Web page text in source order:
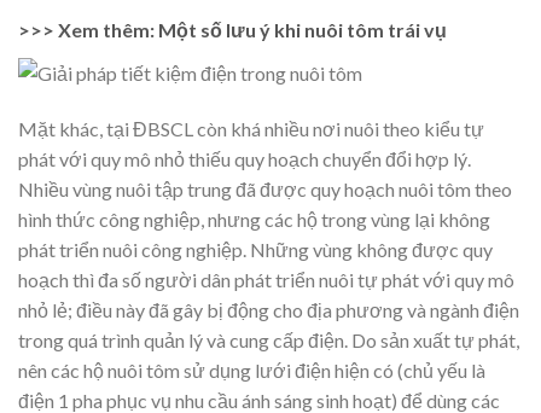
>>> Xem thêm: Một số lưu ý khi nuôi tôm trái vụ
Mặt khác, tại ĐBSCL còn khá nhiều nơi nuôi theo kiểu tự
phát với quy mô nhỏ thiếu quy hoạch chuyển đổi hợp lý.
Nhiều vùng nuôi tập trung đã được quy hoạch nuôi tôm theo
hình thức công nghiệp, nhưng các hộ trong vùng lại không
phát triển nuôi công nghiệp. Những vùng không được quy
hoạch thì đa số người dân phát triển nuôi tự phát với quy mô
nhỏ lẻ; điều này đã gây bị động cho địa phương và ngành điện
trong quá trình quản lý và cung cấp điện. Do sản xuất tự phát,
nên các hộ nuôi tôm sử dụng lưới điện hiện có (chủ yếu là
điện 1 pha phục vụ nhu cầu ánh sáng sinh hoạt) để dùng các